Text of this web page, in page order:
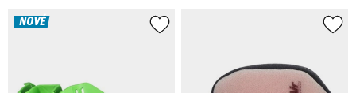
NOVÉ